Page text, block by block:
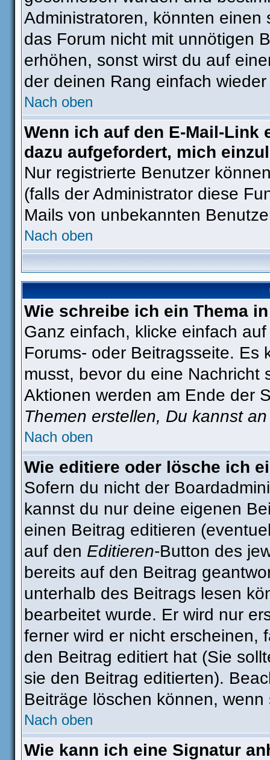
Administratoren, könnten
das Forum nicht mit unnötigen
erhöhen, sonst wirst du auf
der deinen Rang einfach
Nach oben
Wenn ich auf den E-Mail-
dazu aufgefordert, mich
Nur registrierte Benutzer
(falls der Administrator diese
Mails von unbekannten
Nach oben
Wie schreibe ich ein Thema
Ganz einfach, klicke einfach
Forums- oder Beitragsseite. Es
musst, bevor du eine Nachricht
Aktionen werden am Ende der
Themen erstellen, Du kannst
Nach oben
Wie editiere oder lösche ich
Sofern du nicht der
kannst du nur deine eigenen
einen Beitrag editieren
auf den Editieren-Button des
bereits auf den Beitrag
unterhalb des Beitrags lesen
bearbeitet wurde. Er wird nur
ferner wird er nicht erscheinen,
den Beitrag editiert hat (Sie
sie den Beitrag editierten).
Beiträge löschen können,
Nach oben
Wie kann ich eine Signatur